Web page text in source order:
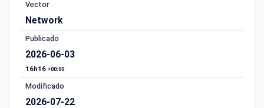
Vector
Network
Publicado
2026-06-03
16h16 +00:00
Modificado
2026-07-22